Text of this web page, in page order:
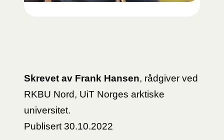
Skrevet av Frank Hansen, rådgiver ved
RKBU Nord, UiT Norges arktiske
universitet.
Publisert 30.10.2022